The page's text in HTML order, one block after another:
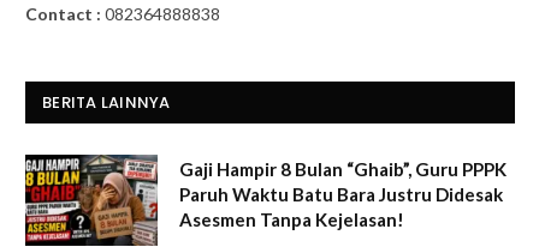
Contact : 082364888838
BERITA LAINNYA
Gaji Hampir 8 Bulan “Ghaib”, Guru PPPK
Paruh Waktu Batu Bara Justru Didesak
Asesmen Tanpa Kejelasan!